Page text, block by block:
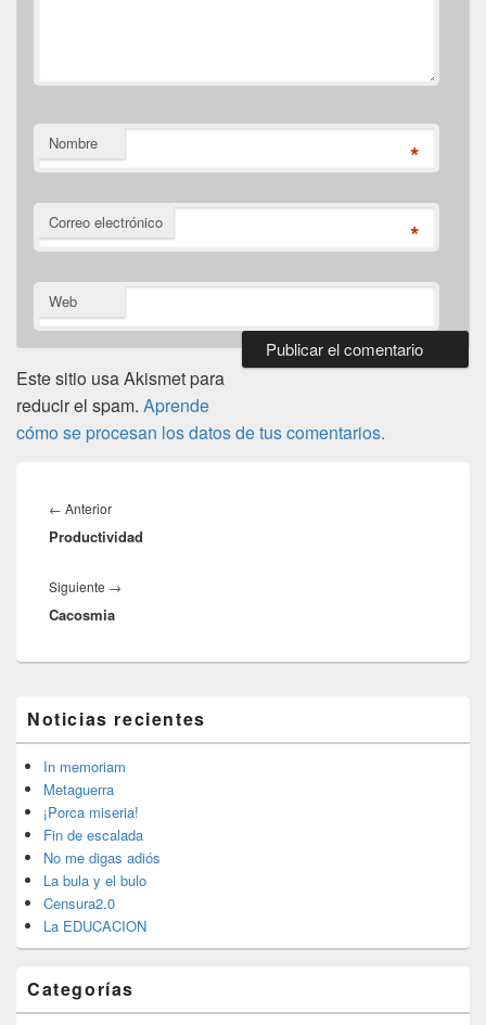
Nombre *
Correo electrónico *
Web
Este sitio usa Akismet para
reducir el spam. Aprende
cómo se procesan los datos de tus comentarios.
de
entradas
← AnteriorEntrada
anterior:
Productividad
Siguiente →
Cacosmia
área
de
widget
barra
lateral
primaria
Noticias recientes
In memoriam
Metaguerra
¡Porca miseria!
Fin de escalada
No me digas adiós
La bula y el bulo
Censura2.0
La EDUCACION
Categorías